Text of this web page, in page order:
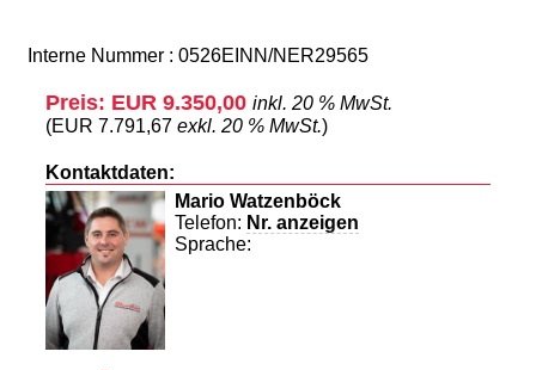
Interne Nummer : 0526EINN/NER29565
Preis: EUR 9.350,00 inkl. 20 % MwSt.
(EUR 7.791,67 exkl. 20 % MwSt.)
Kontaktdaten:
Mario Watzenböck
Telefon: Nr. anzeigen
Sprache: